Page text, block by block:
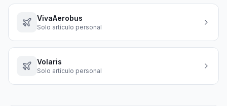
VivaAerobus
Solo artículo personal
Volaris
Solo artículo personal